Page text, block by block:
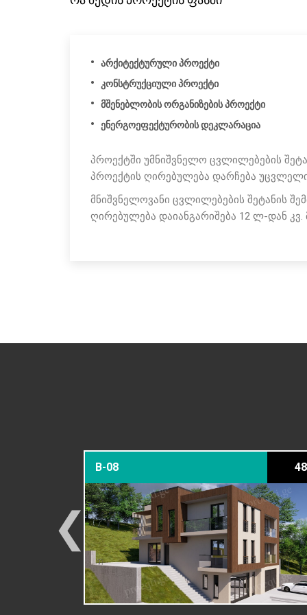
არქიტექტურული პროექტი
კონსტრუქციული პროექტი
მშენებლობის ორგანიზების პროექტი
ენერგოეფექტურობის დეკლარაცია
პროექტში უმნიშვნელო ცვლილებების
პროექტის ღირებულება დარჩება
მნიშვნელოვანი ცვლილებების შეტანის
ღირებულება დაიანგარიშება 12 ლ-დან კვ.
❮
B-08